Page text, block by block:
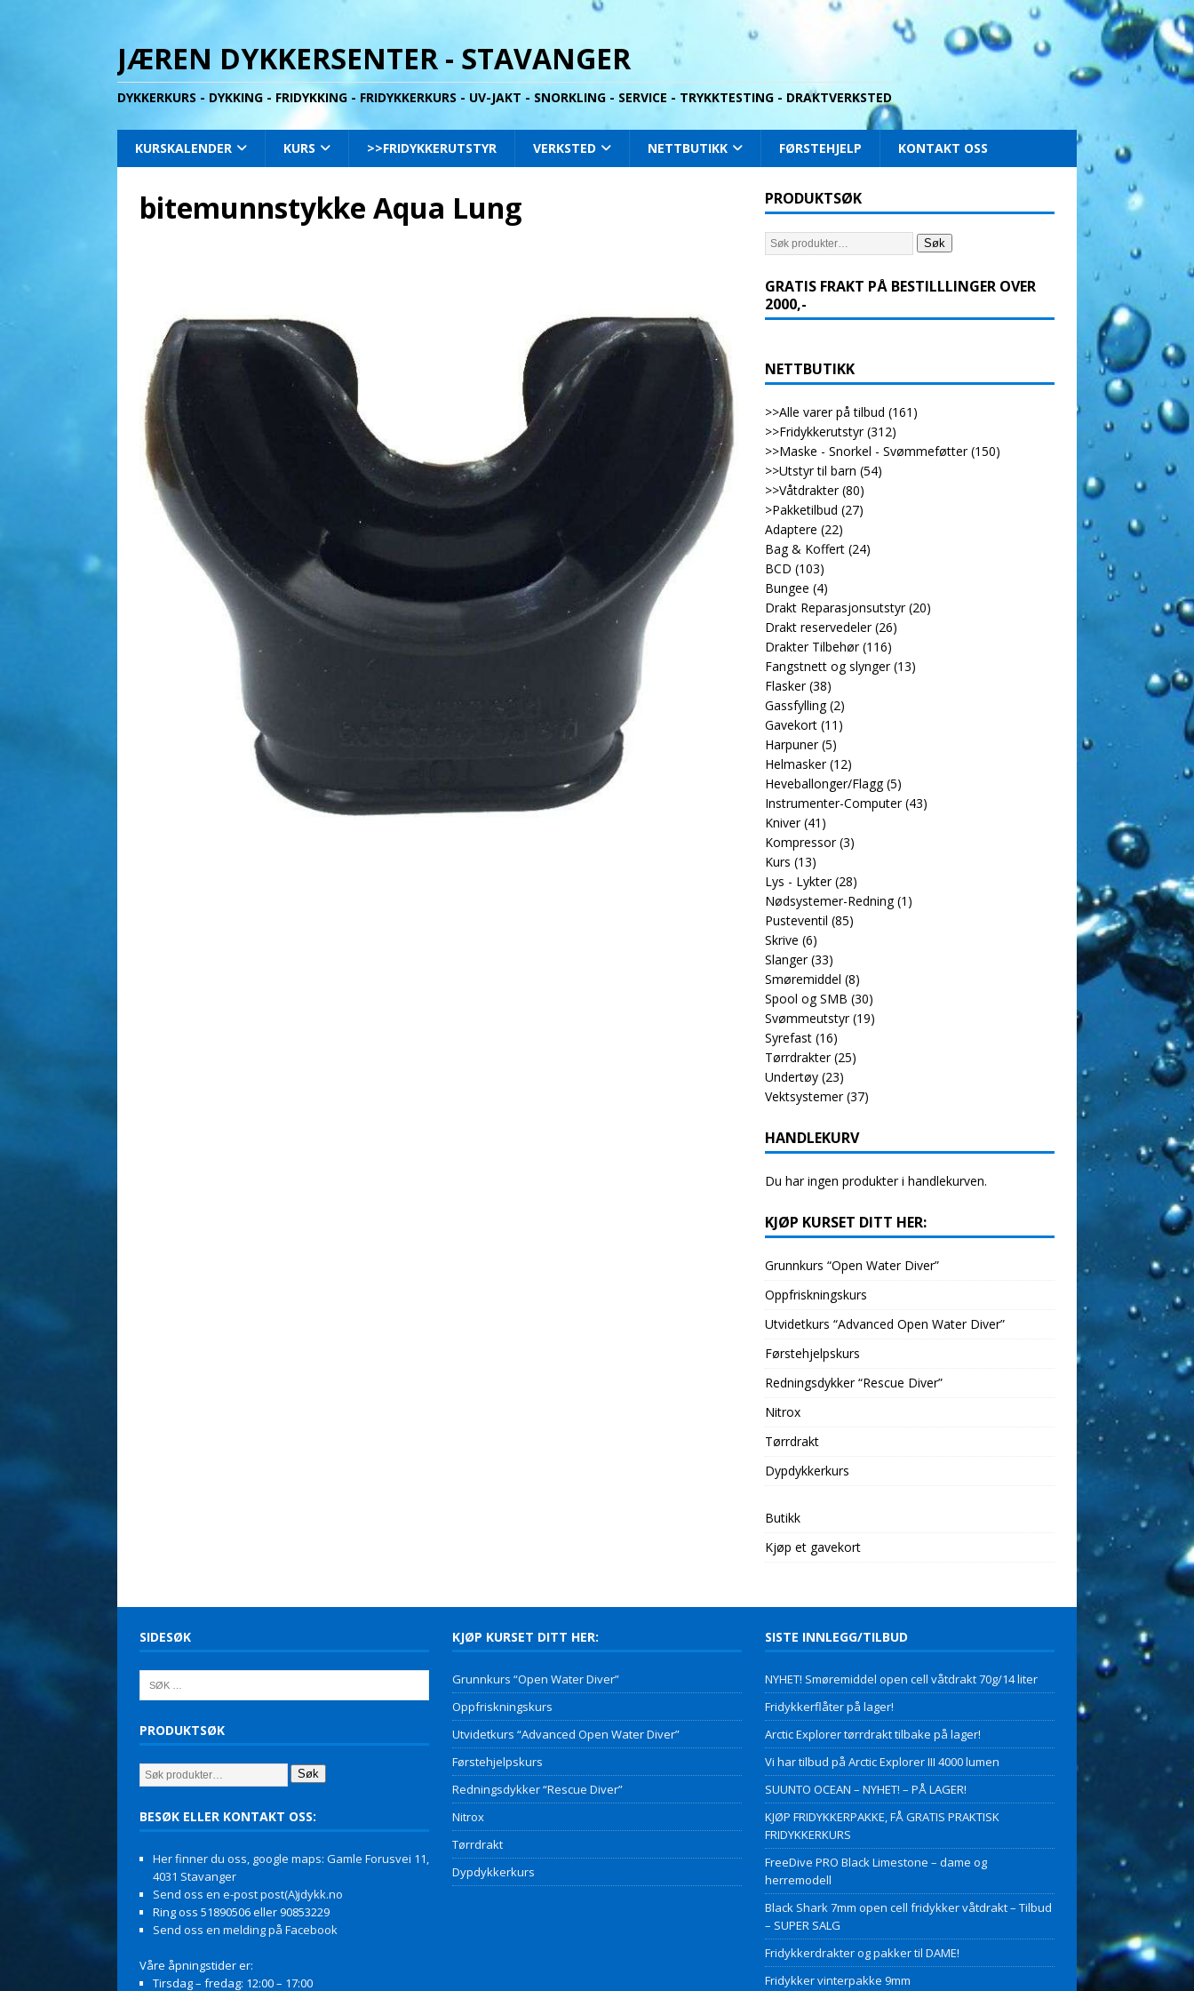
JÆREN DYKKERSENTER - STAVANGER
DYKKERKURS - DYKKING - FRIDYKKING - FRIDYKKERKURS - UV-JAKT - SNORKLING - SERVICE - TRYKKTESTING - DRAKTVERKSTED
KURSKALENDER KURS >>FRIDYKKERUTSTYR VERKSTED NETTBUTIKK FØRSTEHJELP KONTAKT OSS
bitemunnstykke Aqua Lung PRODUKTSØK
Søk
GRATIS FRAKT PÅ BESTILLLINGER OVER
2000,-
NETTBUTIKK
>>Alle varer på tilbud (161)
>>Fridykkerutstyr (312)
>>Maske - Snorkel - Svømmeføtter (150)
>>Utstyr til barn (54)
>>Våtdrakter (80)
>Pakketilbud (27)
Adaptere (22)
Bag & Koffert (24)
BCD (103)
Bungee (4)
Drakt Reparasjonsutstyr (20)
Drakt reservedeler (26)
Drakter Tilbehør (116)
Fangstnett og slynger (13)
Flasker (38)
Gassfylling (2)
Gavekort (11)
Harpuner (5)
Helmasker (12)
Heveballonger/Flagg (5)
Instrumenter-Computer (43)
Kniver (41)
Kompressor (3)
Kurs (13)
Lys - Lykter (28)
Nødsystemer-Redning (1)
Pusteventil (85)
Skrive (6)
Slanger (33)
Smøremiddel (8)
Spool og SMB (30)
Svømmeutstyr (19)
Syrefast (16)
Tørrdrakter (25)
Undertøy (23)
Vektsystemer (37)
HANDLEKURV
Du har ingen produkter i handlekurven.
KJØP KURSET DITT HER:
Grunnkurs “Open Water Diver”
Oppfriskningskurs
Utvidetkurs “Advanced Open Water Diver”
Førstehjelpskurs
Redningsdykker “Rescue Diver”
Nitrox
Tørrdrakt
Dypdykkerkurs
Butikk
Kjøp et gavekort
SIDESØK
PRODUKTSØK
Søk
BESØK ELLER KONTAKT OSS:
Her finner du oss, google maps: Gamle Forusvei 11,
4031 Stavanger
Send oss en e-post post(A)jdykk.no
Ring oss 51890506 eller 90853229
Send oss en melding på Facebook
Våre åpningstider er:
Tirsdag – fredag: 12:00 – 17:00
KJØP KURSET DITT HER:
Grunnkurs “Open Water Diver”
Oppfriskningskurs
Utvidetkurs “Advanced Open Water Diver”
Førstehjelpskurs
Redningsdykker “Rescue Diver”
Nitrox
Tørrdrakt
Dypdykkerkurs
SISTE INNLEGG/TILBUD
NYHET! Smøremiddel open cell våtdrakt 70g/14 liter
Fridykkerflåter på lager!
Arctic Explorer tørrdrakt tilbake på lager!
Vi har tilbud på Arctic Explorer III 4000 lumen
SUUNTO OCEAN – NYHET! – PÅ LAGER!
KJØP FRIDYKKERPAKKE, FÅ GRATIS PRAKTISK
FRIDYKKERKURS
FreeDive PRO Black Limestone – dame og
herremodell
Black Shark 7mm open cell fridykker våtdrakt – Tilbud
– SUPER SALG
Fridykkerdrakter og pakker til DAME!
Fridykker vinterpakke 9mm